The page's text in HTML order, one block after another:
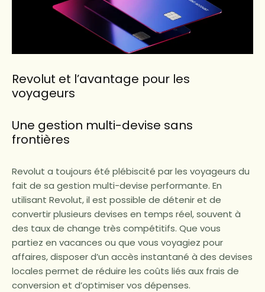
Revolut et l’avantage pour les
voyageurs
Une gestion multi-devise sans
frontières
Revolut a toujours été plébiscité par les voyageurs du
fait de sa gestion multi-devise performante. En
utilisant Revolut, il est possible de détenir et de
convertir plusieurs devises en temps réel, souvent à
des taux de change très compétitifs. Que vous
partiez en vacances ou que vous voyagiez pour
affaires, disposer d’un accès instantané à des devises
locales permet de réduire les coûts liés aux frais de
conversion et d’optimiser vos dépenses.